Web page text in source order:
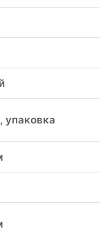
упаковка